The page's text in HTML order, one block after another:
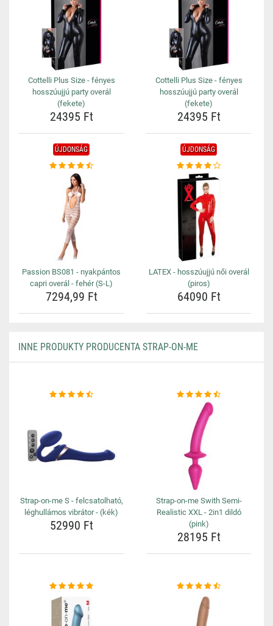
Cottelli Plus Size - fényes
hosszúujjú party overál
(fekete)
24395 Ft
Cottelli Plus Size - fényes
hosszúujjú party overál
(fekete)
24395 Ft
ÚJDONSÁG
Passion BS081 - nyakpántos
capri overál - fehér (S-L)
7294,99 Ft
ÚJDONSÁG
LATEX - hosszúujjú női overál
(piros)
64090 Ft
INNE PRODUKTY PRODUCENTA STRAP-ON-ME
Strap-on-me S - felcsatolható,
léghullámos vibrátor - (kék)
52990 Ft
Strap-on-me Swith Semi-
Realistic XXL - 2in1 dildó
(pink)
28195 Ft